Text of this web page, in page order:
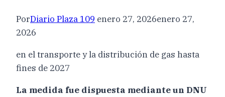
PorDiario Plaza 109 enero 27, 2026enero 27,
2026
en el transporte y la distribución de gas hasta
fines de 2027
La medida fue dispuesta mediante un DNU